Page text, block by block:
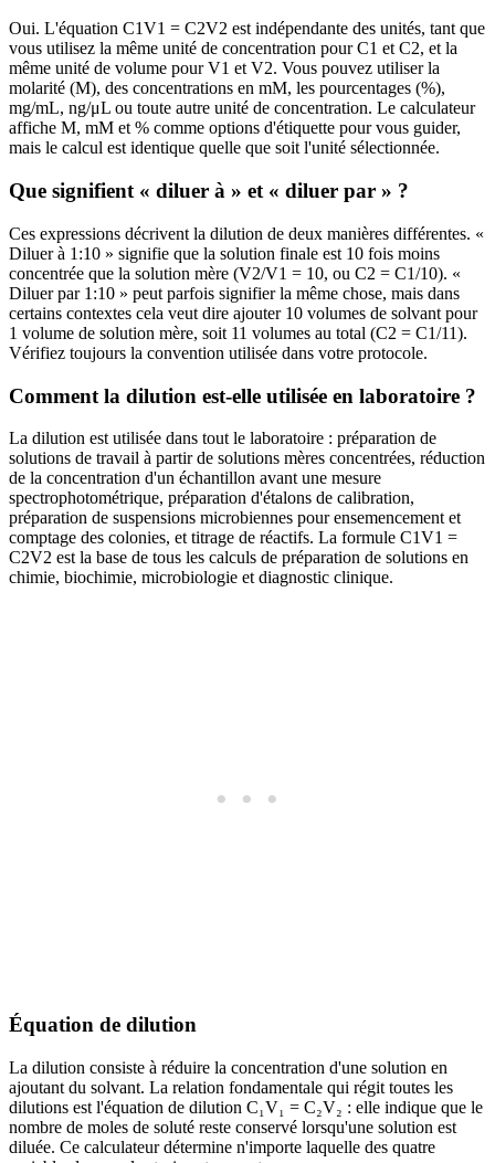
Oui. L'équation C1V1 = C2V2 est indépendante des unités, tant que
vous utilisez la même unité de concentration pour C1 et C2, et la
même unité de volume pour V1 et V2. Vous pouvez utiliser la
molarité (M), des concentrations en mM, les pourcentages (%),
mg/mL, ng/μL ou toute autre unité de concentration. Le calculateur
affiche M, mM et % comme options d'étiquette pour vous guider,
mais le calcul est identique quelle que soit l'unité sélectionnée.
Que signifient « diluer à » et « diluer par » ?
Ces expressions décrivent la dilution de deux manières différentes. «
Diluer à 1:10 » signifie que la solution finale est 10 fois moins
concentrée que la solution mère (V2/V1 = 10, ou C2 = C1/10). «
Diluer par 1:10 » peut parfois signifier la même chose, mais dans
certains contextes cela veut dire ajouter 10 volumes de solvant pour
1 volume de solution mère, soit 11 volumes au total (C2 = C1/11).
Vérifiez toujours la convention utilisée dans votre protocole.
Comment la dilution est-elle utilisée en laboratoire ?
La dilution est utilisée dans tout le laboratoire : préparation de
solutions de travail à partir de solutions mères concentrées, réduction
de la concentration d'un échantillon avant une mesure
spectrophotométrique, préparation d'étalons de calibration,
préparation de suspensions microbiennes pour ensemencement et
comptage des colonies, et titrage de réactifs. La formule C1V1 =
C2V2 est la base de tous les calculs de préparation de solutions en
chimie, biochimie, microbiologie et diagnostic clinique.
Équation de dilution
La dilution consiste à réduire la concentration d'une solution en
ajoutant du solvant. La relation fondamentale qui régit toutes les
dilutions est l'équation de dilution C₁V₁ = C₂V₂ : elle indique que le
nombre de moles de soluté reste conservé lorsqu'une solution est
diluée. Ce calculateur détermine n'importe laquelle des quatre